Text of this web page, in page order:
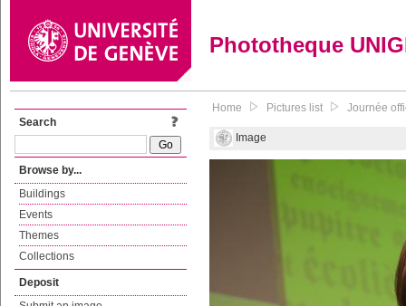
Phototheque
Search
Browse by...
Buildings
Events
Themes
Collections
Deposit
Home Pictures list Journée
Image